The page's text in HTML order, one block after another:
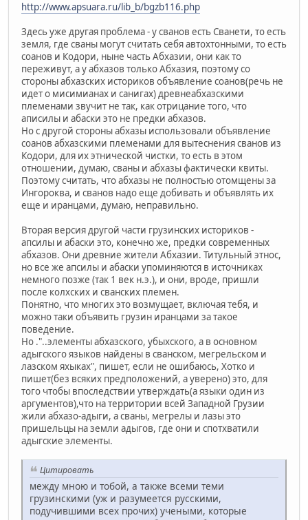
http://www.apsuara.ru/lib_b/bgzb116.php
Здесь уже другая проблема - у сванов есть Сванети, то есть
земля, где сваны могут считать себя автохтонными, то есть
соанов и Кодори, ныне часть Абхазии, они как то
переживут, а у абхазов только Абхазия, поэтому со
стороны абхазских историков объявление соанов(речь не
идет о мисимианах и санигах) древнеабхазскими
племенами звучит не так, как отрицание того, что
аписилы и абаски это не предки абхазов.
Но с другой стороны абхазы использовали объявление
соанов абхазскими племенами для вытеснения сванов из
Кодори, для их этнической чистки, то есть в этом
отношении, думаю, сваны и абхазы фактически квиты.
Поэтому считать, что абхазы не полностью отомщены за
Ингороква, и сванов надо еще добивать и объявлять их
еще и иранцами, думаю, неправильно.
Вторая версия другой части грузинских историков -
апсилы и абаски это, конечно же, предки современных
абхазов. Они древние жители Абхазии. Титульный этнос,
но все же апсилы и абаски упоминяются в источниках
немного позже (так 1 век н.э.), и они, вроде, пришли
после колхских и сванских племен.
Понятно, что многих это возмущает, включая тебя, и
можно таки объявить грузин иранцами за такое
поведение.
Но ."..элементы абхазского, убыхского, а в основном
адыгского языков найдены в сванском, мегрельском и
лазском яхыках", пишет, если не ошибаюсь, Хотко и
пишет(без всяких предположений, а уверено) это, для
того чтобы впоследствии утверждать(а языки один из
аргументов),что на территории всей Западной Грузии
жили абхазо-адыги, а сваны, мегрелы и лазы это
пришельцы на земли адыгов, где они и спотхватили
адыгские элементы.
Цитировать
между мною и тобой, а также всеми теми
грузинскими (уж и разумеется русскими,
подучившими всех прочих) учеными, которые